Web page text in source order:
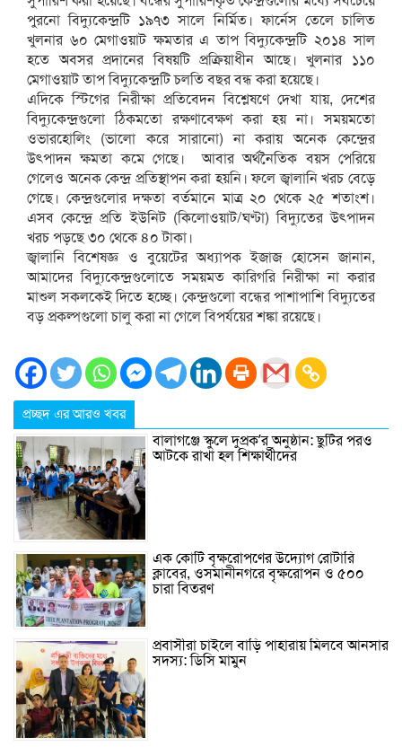
পুরনো বিদ্যুকেন্দ্রটি ১৯৭৩ সালে নির্মিত। ফার্নেস তেলে চালিত
খুলনার ৬০ মেগাওয়াট ক্ষমতার এ তাপ বিদ্যুকেন্দ্রটি ২০১৪ সাল
হতে অবসর প্রদানের বিষয়টি প্রক্রিয়াধীন আছে। খুলনার ১১০
মেগাওয়াট তাপ বিদ্যুকেন্দ্রটি চলতি বছর বন্ধ করা হয়েছে।
এদিকে স্টিগের নিরীক্ষা প্রতিবেদন বিশ্লেষণে দেখা যায়, দেশের
বিদ্যুকেন্দ্রগুলো ঠিকমতো রক্ষণাবেক্ষণ করা হয় না। সময়মতো
ওভারহোলিং (ভালো করে সারানো) না করায় অনেক কেন্দ্রের
উত্পাদন ক্ষমতা কমে গেছে। আবার অর্থনৈতিক বয়স পেরিয়ে
গেলেও অনেক কেন্দ্র প্রতিস্থাপন করা হয়নি। ফলে জ্বালানি খরচ বেড়ে
গেছে। কেন্দ্রগুলোর দক্ষতা বর্তমানে মাত্র ২০ থেকে ২৫ শতাংশ।
এসব কেন্দ্রে প্রতি ইউনিট (কিলোওয়াট/ঘণ্টা) বিদ্যুতের উত্পাদন
খরচ পড়ছে ৩০ থেকে ৪০ টাকা।
জ্বালানি বিশেষজ্ঞ ও বুয়েটের অধ্যাপক ইজাজ হোসেন জানান,
আমাদের বিদ্যুকেন্দ্রগুলোতে সময়মত কারিগরি নিরীক্ষা না করার
মাশুল সকলকেই দিতে হচ্ছে। কেন্দ্রগুলো বন্ধের পাশাপাশি বিদ্যুতের
বড় প্রকল্পগুলো চালু করা না গেলে বিপর্যয়ের শঙ্কা রয়েছে।
প্রচ্ছদ এর আরও খবর
বালাগঞ্জে স্কুলে দুপ্রক’র অনুষ্ঠান: ছুটির পরও
আটকে রাখা হল শিক্ষার্থীদের
এক কোটি বৃক্ষরোপণের উদ্যোগ রোটারি
ক্লাবের, ওসমানীনগরে বৃক্ষরোপন ও ৫০০
চারা বিতরণ
প্রবাসীরা চাইলে বাড়ি পাহারায় মিলবে আনসার
সদস্য: ডিসি মামুন